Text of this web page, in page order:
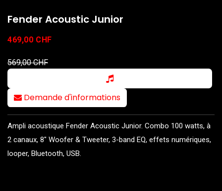
Fender Acoustic Junior
469,00 CHF
569,00CHF
Demande d'informations
Ampli acoustique Fender Acoustic Junior. Combo 100 watts, à
2 canaux, 8" Woofer & Tweeter, 3-band EQ, effets numériques,
looper, Bluetooth, USB.